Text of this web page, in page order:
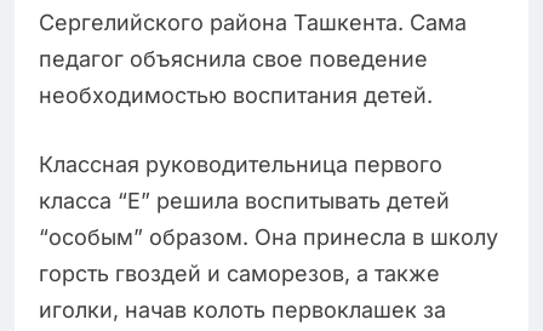
Сергелийского района Ташкента. Сама
педагог объяснила свое поведение
необходимостью воспитания детей.
Классная руководительница первого
класса “Е” решила воспитывать детей
“особым” образом. Она принесла в школу
горсть гвоздей и саморезов, а также
иголки, начав колоть первоклашек за